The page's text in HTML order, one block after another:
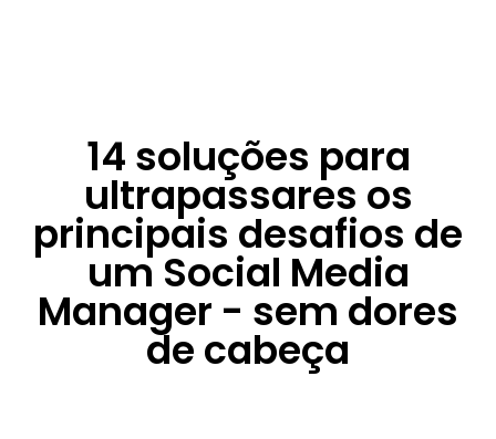
14 soluções para
ultrapassares os
principais desafios de
um Social Media
Manager - sem dores
de cabeça